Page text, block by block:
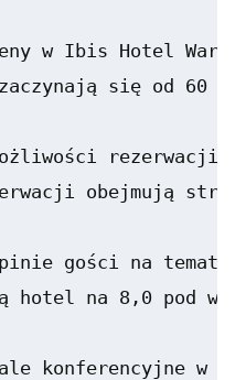
w Ibis Hotel
się od 60
rezerwacji
obejmują
gości na temat
hotel na 8,0 pod
konferencyjne w